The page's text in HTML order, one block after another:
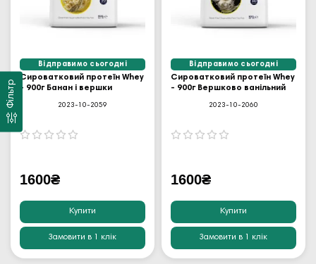
Фільтр
Відправимо сьогодні
Сироватковий протеїн Whey
- 900г Банан і вершки
2023-10-2059
1600₴
Купити
Замовити в 1 клік
Відправимо сьогодні
Сироватковий протеїн Whey
- 900г Вершково ванільний
2023-10-2060
1600₴
Купити
Замовити в 1 клік